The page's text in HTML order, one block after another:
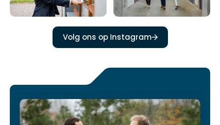
Volg ons op Instagram